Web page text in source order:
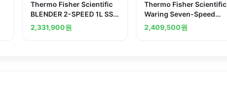
Thermo Fisher Scientific
BLENDER 2-SPEED 1L SS
120V CP0424122
2,331,900원
Thermo Fisher Scientific
Waring Seven-Speed
Blenders Glass container
2,409,500원